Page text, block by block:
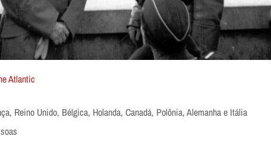
Atlantic
Reino Unido, Bélgica, Holanda, Canadá, Polônia, Alemanha e Itália